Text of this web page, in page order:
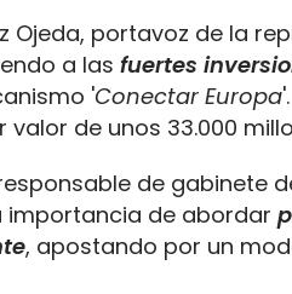
Ojeda, portavoz de la
a las fuertes
'Conectar Europa
valor de unos 33.000
de gabinete
importancia de abordar
, apostando por un